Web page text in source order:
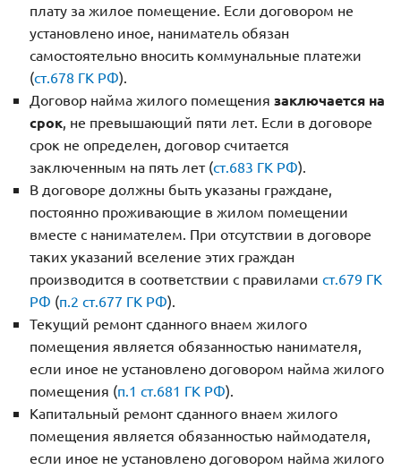
плату за жилое помещение. Если договором не
установлено иное, наниматель обязан
самостоятельно вносить коммунальные платежи
(ст.678 ГК РФ).
Договор найма жилого помещения заключается на
срок, не превышающий пяти лет. Если в договоре
срок не определен, договор считается
заключенным на пять лет (ст.683 ГК РФ).
В договоре должны быть указаны граждане,
постоянно проживающие в жилом помещении
вместе с нанимателем. При отсутствии в договоре
таких указаний вселение этих граждан
производится в соответствии с правилами ст.679 ГК
РФ (п.2 ст.677 ГК РФ).
Текущий ремонт сданного внаем жилого
помещения является обязанностью нанимателя,
если иное не установлено договором найма жилого
помещения (п.1 ст.681 ГК РФ).
Капитальный ремонт сданного внаем жилого
помещения является обязанностью наймодателя,
если иное не установлено договором найма жилого